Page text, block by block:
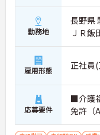
勤務地
長野県
ＪＲ飯
雇用形態 正社員
応募要件
■介護
免許（